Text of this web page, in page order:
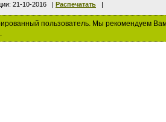
21-10-2016 | Распечатать |
пользователь. Мы рекомендуем